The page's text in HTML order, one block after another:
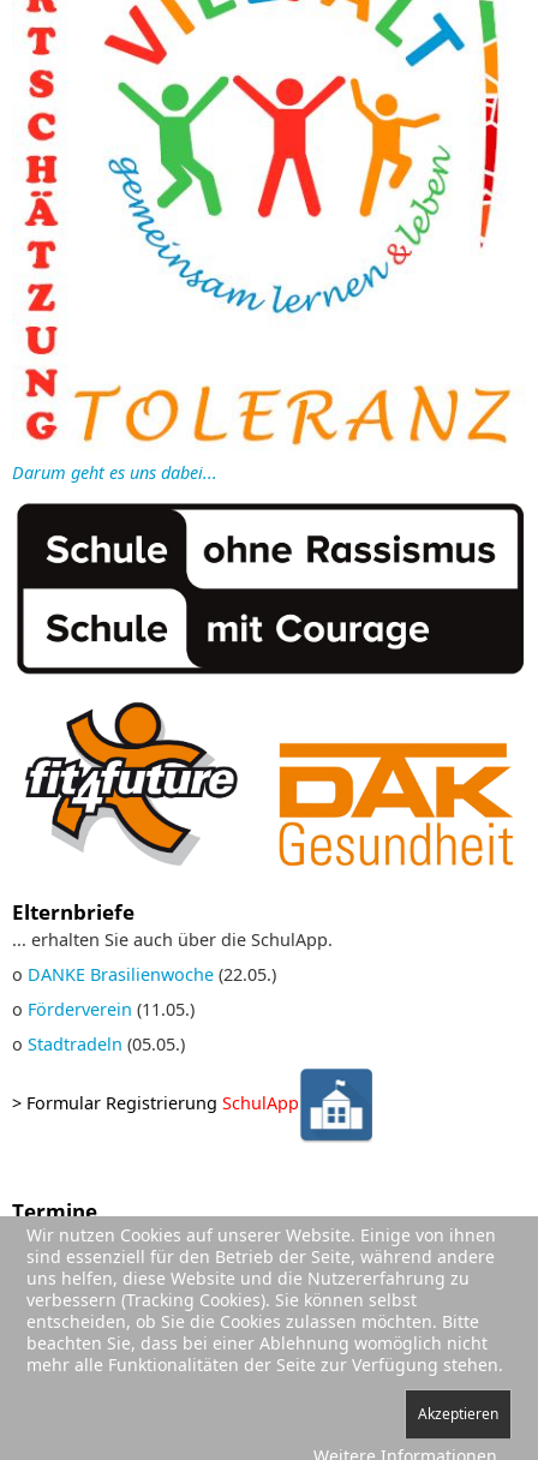
Darum geht es uns dabei...
Elternbriefe
... erhalten Sie auch über die SchulApp.
o DANKE Brasilienwoche (22.05.)
o Förderverein (11.05.)
o Stadtradeln (05.05.)
> Formular Registrierung SchulApp
Termine
01. Sep. 2026 ;
Sommerferien (Ende)
02. Sep. 2026 ;
1. Schultag Jg. 2-4
03. Sep. 2026;
Einschulung
Datenschutz|Sitemap
Wir nutzen Cookies auf unserer Website. Einige von ihnen
sind essenziell für den Betrieb der Seite, während andere
uns helfen, diese Website und die Nutzererfahrung zu
verbessern (Tracking Cookies). Sie können selbst
entscheiden, ob Sie die Cookies zulassen möchten. Bitte
beachten Sie, dass bei einer Ablehnung womöglich nicht
mehr alle Funktionalitäten der Seite zur Verfügung stehen.
Akzeptieren